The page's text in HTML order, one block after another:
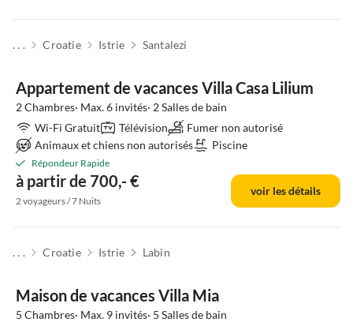
. . . Croatie Istrie Santalezi
Appartement de vacances Villa Casa Lilium
2 Chambres· Max. 6 invités· 2 Salles de bain
Wi-Fi Gratuit
Télévision
Fumer non autorisé
Animaux et chiens non autorisés
Piscine
Répondeur Rapide
à partir de 700,- €
2 voyageurs / 7 Nuits
voir les détails
. . . Croatie Istrie Labin
Maison de vacances Villa Mia
5 Chambres· Max. 9 invités· 5 Salles de bain